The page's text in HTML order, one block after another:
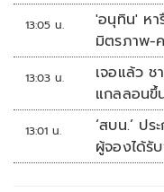
13:05 น.
'อนุทิน' ห
มิตรภาพ-ค
13:03 น.
เจอแล้ว ช
แกลลอนขึ้
หลายวัน
13:01 น.
‘สบน.’ ป
ผู้จองได้รั